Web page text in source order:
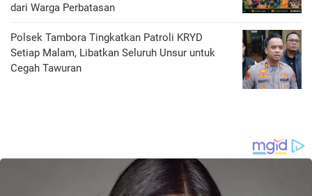
dari Warga Perbatasan
Polsek Tambora Tingkatkan Patroli KRYD
Setiap Malam, Libatkan Seluruh Unsur untuk
Cegah Tawuran